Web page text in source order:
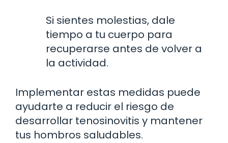
Si sientes molestias, dale
tiempo a tu cuerpo para
recuperarse antes de volver a
la actividad.
Implementar estas medidas puede
ayudarte a reducir el riesgo de
desarrollar tenosinovitis y mantener
tus hombros saludables.